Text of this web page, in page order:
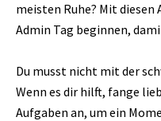
meisten Ruhe? Mit diesen
Admin Tag beginnen,
Du musst nicht mit der
Wenn es dir hilft, fange
Aufgaben an, um ein